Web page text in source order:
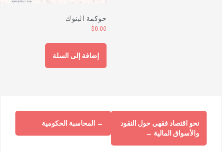
حوكمة البنوك
$0.00
إضافة إلى السلة
← المحاسبة الحكومية
نحو اقتصاد فقهي حول النقود
والأسواق المالية →